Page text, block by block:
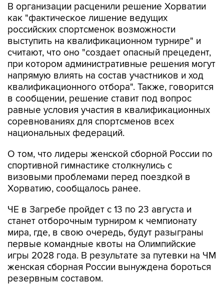
В организации расценили решение Хорватии
как "фактическое лишение ведущих
российских спортсменок возможности
выступить на квалификационном турнире" и
считают, что оно "создает опасный прецедент,
при котором административные решения могут
напрямую влиять на состав участников и ход
квалификационного отбора". Также, говорится
в сообщении, решение ставит под вопрос
равные условия участия в квалификационных
соревнованиях для спортсменов всех
национальных федераций.
О том, что лидеры женской сборной России по
спортивной гимнастике столкнулись с
визовыми проблемами перед поездкой в
Хорватию, сообщалось ранее.
ЧЕ в Загребе пройдет с 13 по 23 августа и
станет отборочным турниром к чемпионату
мира, где, в свою очередь, будут разыграны
первые командные квоты на Олимпийские
игры 2028 года. В результате за путевки на ЧМ
женская сборная России вынуждена бороться
резервным составом.